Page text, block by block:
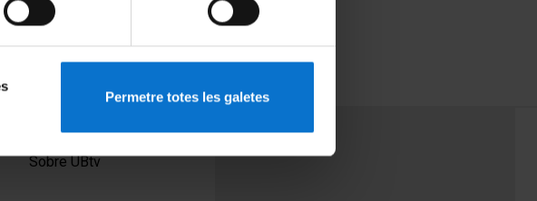
Permetre totes les galetes
PEU 2
Privadesa i termes
Sobre UBtv
PEU 3
Contacte